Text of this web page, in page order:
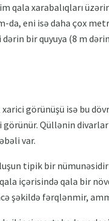
qala xarabalıqları
da, eni isə daha çox
bir quyuya (8 m
görünüşü isə bu
Qüllənin
var.
tipik bir nümunəsidir
içərisində qala bir
şəkildə fərqlənmir,